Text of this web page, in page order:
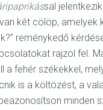
sal
két cölöp,
reménykedő
rajzol fel.
a fehér székekkel,
is a költözést, a
minden